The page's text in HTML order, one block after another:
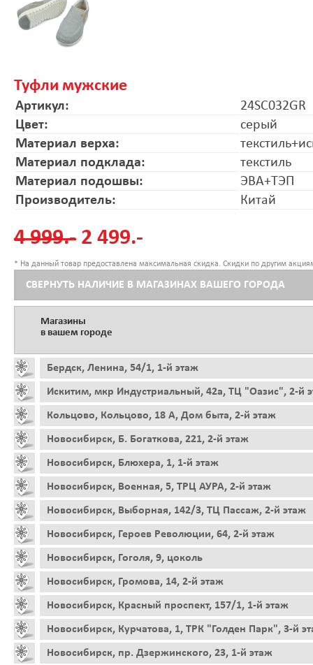
Туфли мужские
Артикул:
24SC032GR
Цвет:
серый
Материал верха:
Материал подклада:
текстиль
Материал подошвы:
ЭВА+ТЭП
Производитель:
Китай
4 999.- 2 499.-
* На данный товар предоставлена максимальная скидка. Скидки по другим
СВЕРНУТЬ НАЛИЧИЕ В МАГАЗИНАХ ВАШЕГО ГОРОДА
Магазины
в вашем городе
Бердск, Ленина, 54/1, 1-й этаж
Искитим, мкр Индустриальный, 42а, ТЦ "Оазис", 2-й
Кольцово, Кольцово, 18 А, Дом быта, 2-й этаж
Новосибирск, Б. Богаткова, 221, 2-й этаж
Новосибирск, Блюхера, 1, 1-й этаж
Новосибирск, Военная, 5, ТРЦ АУРА, 2-й этаж
Новосибирск, Выборная, 142/3, ТЦ Пассаж, 2-й этаж
Новосибирск, Героев Революции, 64, 2-й этаж
Новосибирск, Гоголя, 9, цоколь
Новосибирск, Громова, 14, 2-й этаж
Новосибирск, Красный проспект, 157/1, 1-й этаж
Новосибирск, Курчатова, 1, ТРК "Голден Парк", 3-й
Новосибирск, пр. Дзержинского, 23, 1-й этаж